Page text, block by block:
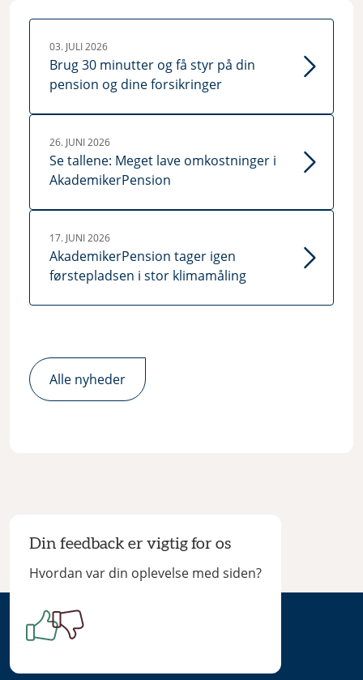
03. JULI 2026
Brug 30 minutter og få styr på din
pension og dine forsikringer
26. JUNI 2026
Se tallene: Meget lave omkostninger i
AkademikerPension
17. JUNI 2026
AkademikerPension tager igen
førstepladsen i stor klimamåling
Alle nyheder
Din feedback er vigtig for os
Hvordan var din oplevelse med siden?